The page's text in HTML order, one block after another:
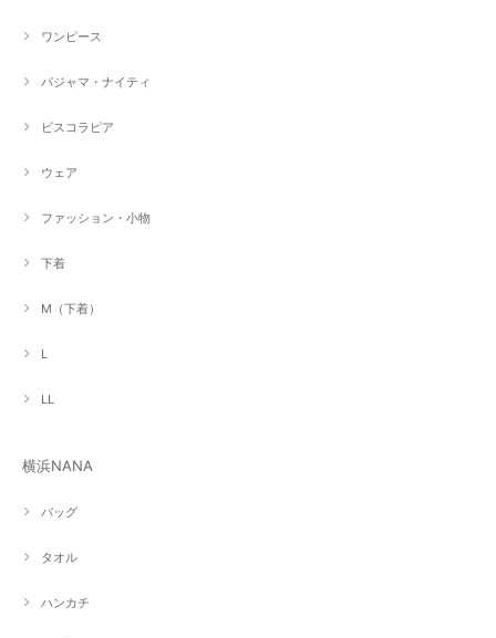
ワンピース
パジャマ・ナイティ
ビスコラピア
ウェア
ファッション・小物
下着
M（下着）
L
LL
横浜NANA
バッグ
タオル
ハンカチ